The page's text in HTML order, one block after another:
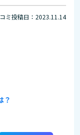
ミ投稿日：2023.11.14
？